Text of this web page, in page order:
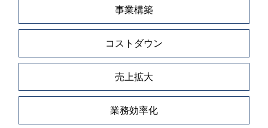
事業構築
コストダウン
売上拡大
業務効率化